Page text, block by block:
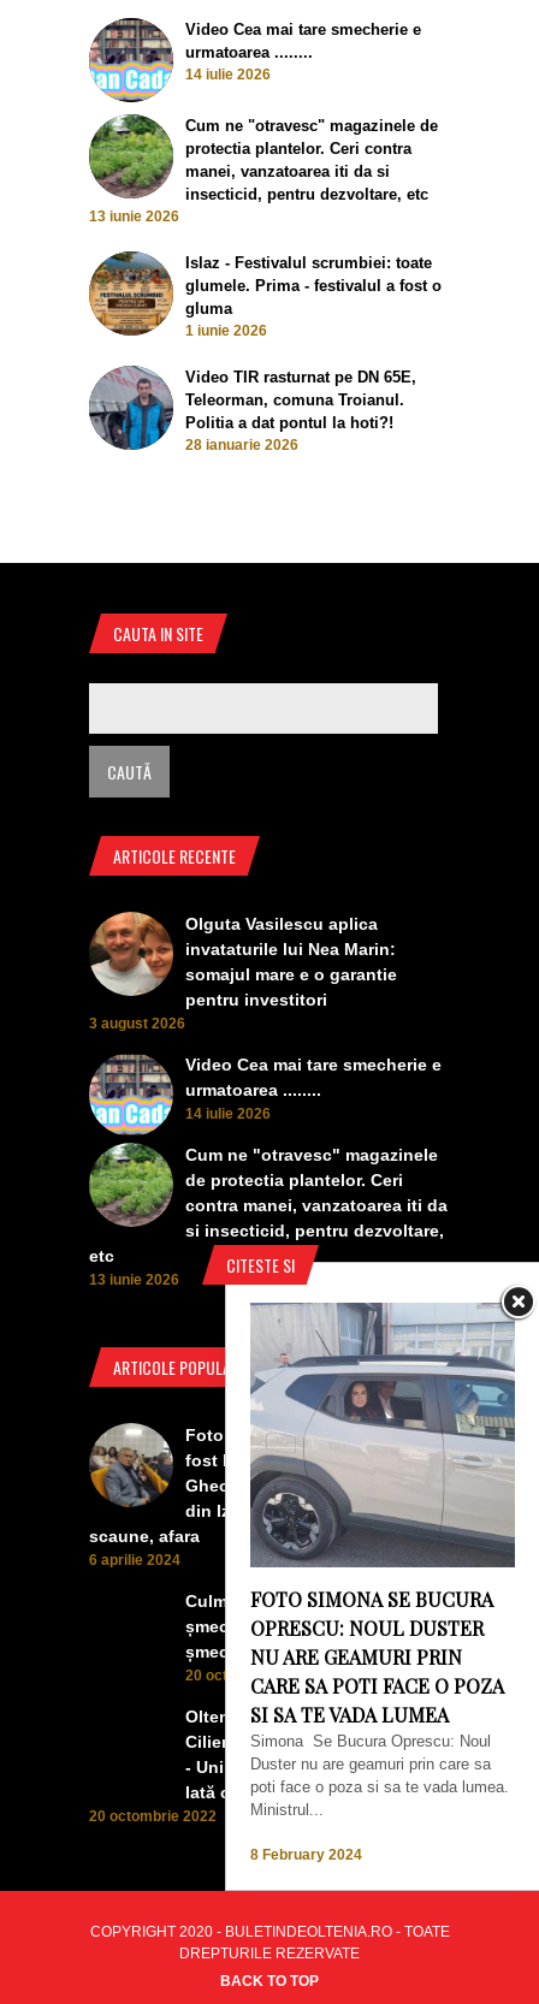
Video Cea mai tare smecherie e
urmatoarea ........
14 iulie 2026
Cum ne "otravesc" magazinele de
protectia plantelor. Ceri contra
manei, vanzatoarea iti da si
insecticid, pentru dezvoltare, etc
13 iunie 2026
Islaz - Festivalul scrumbiei: toate
glumele. Prima - festivalul a fost o
gluma
1 iunie 2026
Video TIR rasturnat pe DN 65E,
Teleorman, comuna Troianul.
Politia a dat pontul la hoti?!
28 ianuarie 2026
CITESTE SI
FOTO SIMONA SE BUCURA
OPRESCU: NOUL DUSTER
NU ARE GEAMURI PRIN
CARE SA POTI FACE O POZA
SI SA TE VADA LUMEA
Simona Se Bucura Oprescu: Noul
Duster nu are geamuri prin care sa
poti face o poza si sa te vada lumea.
Ministrul...
8 February 2024
CAUTA IN SITE
ARTICOLE RECENTE
Olguta Vasilescu aplica
invataturile lui Nea Marin:
somajul mare e o garantie
pentru investitori
3 august 2026
Video Cea mai tare smecherie e
urmatoarea ........
14 iulie 2026
Cum ne "otravesc" magazinele
de protectia plantelor. Ceri
contra manei, vanzatoarea iti da
si insecticid, pentru dezvoltare,
etc
13 iunie 2026
ARTICOLE POPULARE
Foto Izbiceni - Lumea buna a
fost la concertul lui Tudor
Gheorghe. Lumea prea buna
din Izbiceni a avut un ecran si
scaune, afara
6 aprilie 2024
Culmea smecheriei! O mașină
șmecheră l-a trădat pe cel mai
șmecher oltean
20 octombrie 2022
Oltenii, Dăbulenii, Izbicenii,
Cilienii s-au înfrățit cu Puchenii
- Unii cu munca, alții cu profitul.
Iată ce a ieșit!
20 octombrie 2022
COPYRIGHT 2020 - BULETINDEOLTENIA.RO - TOATE
DREPTURILE REZERVATE
BACK TO TOP